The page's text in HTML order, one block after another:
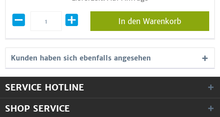
In den Warenkorb
Kunden haben sich ebenfalls angesehen
SERVICE HOTLINE
SHOP SERVICE